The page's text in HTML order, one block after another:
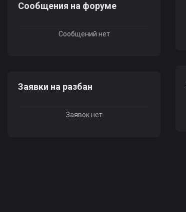
Сообщения на форуме
Сообщений нет
Заявки на разбан
Заявок нет